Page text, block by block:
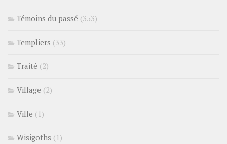
Témoins du passé (353)
Templiers (33)
Traité (2)
Village (2)
Ville (1)
Wisigoths (1)